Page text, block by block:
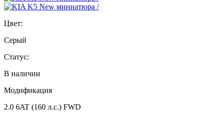
Цвет:
Серый
Статус:
В наличии
Модификация
2.0 6AT (160 л.с.) FWD